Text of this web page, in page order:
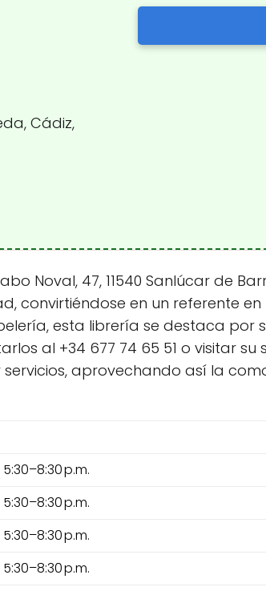
Cádiz,
Noval, 47, 11540 Sanlúcar de
convirtiéndose en un referente
esta librería se destaca por
al +34 677 74 65 51 o visitar
aprovechando así la
5:30–8:30 p.m.
5:30–8:30 p.m.
5:30–8:30 p.m.
5:30–8:30 p.m.